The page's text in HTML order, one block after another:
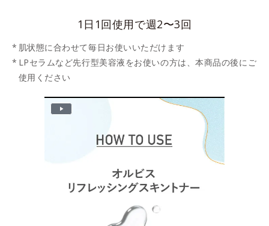
1日1回使用で週2〜3回
肌状態に合わせて毎日お使いいただけます
LPセラムなど先行型美容液をお使いの方は、本商品の後にご
使用ください
P